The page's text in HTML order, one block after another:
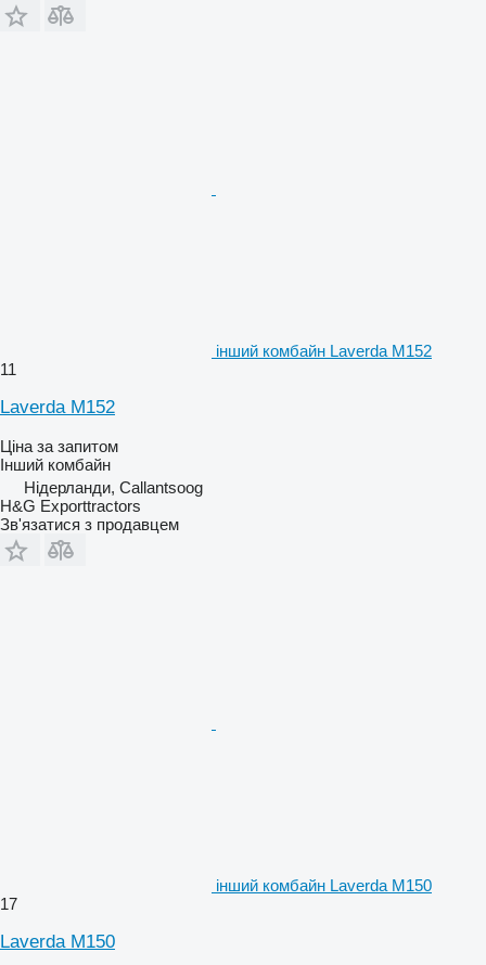
інший комбайн Laverda M152
11
Laverda M152
Ціна за запитом
Інший комбайн
Нідерланди, Callantsoog
H&G Exporttractors
Зв'язатися з продавцем
інший комбайн Laverda M150
17
Laverda M150